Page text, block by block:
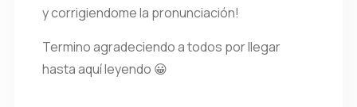
y corrigiendome la pronunciación!
Termino agradeciendo a todos por llegar
hasta aquí leyendo 😀